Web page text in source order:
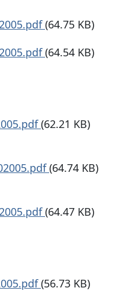
(64.75 KB)
(64.54 KB)
(62.21 KB)
(64.74 KB)
(64.47 KB)
(56.73 KB)